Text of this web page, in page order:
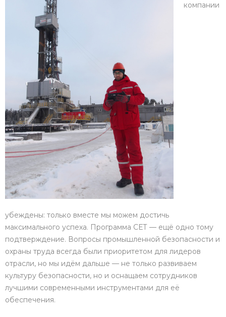
компании
убеждены: только вместе мы можем достичь
максимального успеха. Программа СЕТ — ещё одно тому
подтверждение. Вопросы промышленной безопасности и
охраны труда всегда были приоритетом для лидеров
отрасли, но мы идём дальше — не только развиваем
культуру безопасности, но и оснащаем сотрудников
лучшими современными инструментами для её
обеспечения.